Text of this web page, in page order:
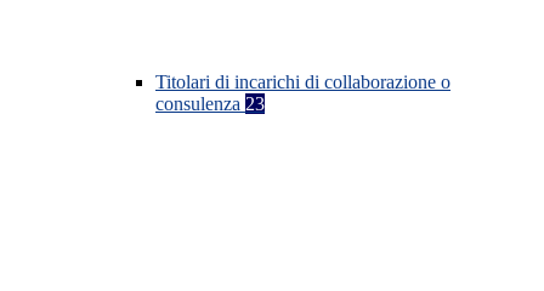
Titolari di incarichi di collaborazione o
consulenza 23